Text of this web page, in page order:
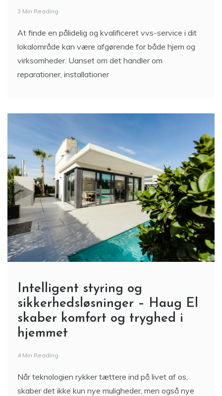
3 Min Reading
At finde en pålidelig og kvalificeret vvs-service i dit
lokalområde kan være afgørende for både hjem og
virksomheder. Uanset om det handler om
reparationer, installationer
Intelligent styring og
sikkerhedsløsninger – Haug El
skaber komfort og tryghed i
hjemmet
4 Min Reading
Når teknologien rykker tættere ind på livet af os,
skaber det ikke kun nye muligheder, men også nye